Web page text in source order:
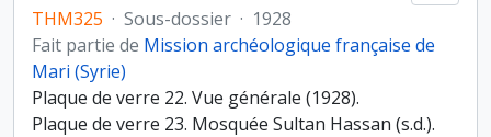
THM325 · Sous-dossier · 1928
Fait partie de Mission archéologique française de
Mari (Syrie)
Plaque de verre 22. Vue générale (1928).
Plaque de verre 23. Mosquée Sultan Hassan (s.d.).